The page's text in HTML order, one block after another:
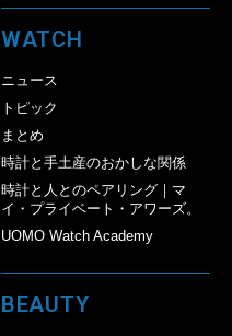
WATCH
ニュース
トピック
まとめ
時計と手土産のおかしな関係
時計と人とのペアリング｜マ
イ・プライベート・アワーズ。
UOMO Watch Academy
BEAUTY